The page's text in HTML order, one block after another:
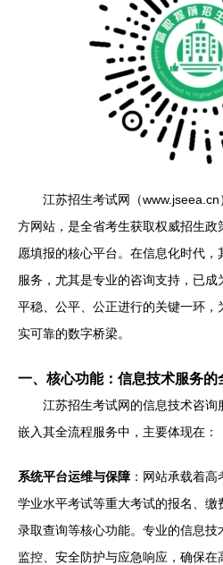
江苏招生考试网（
方网站，是全省考生获取权威招生
愿填报的核心平台。在信息化时代
服务，尤其是专业的咨询支持，已
平稳、公平、公正进行的关键一环
实可靠的数字桥梁。
一、核心功能：信息技术服务的
江苏招生考试网的信息技术咨
嵌入其全流程服务中，主要体现在：
系统平台运维与保障 ：网站承载着高
学业水平考试等重大考试的报名、缴
录取查询等核心功能。专业的信息
监控、安全防护与应急响应，确保